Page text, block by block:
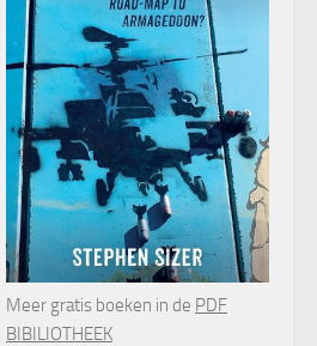
Meer gratis boeken in de PDF
BIBILIOTHEEK